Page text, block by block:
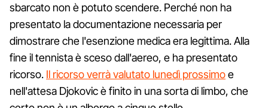
sbarcato non è potuto scendere. Perché non ha
presentato la documentazione necessaria per
dimostrare che l'esenzione medica era legittima. Alla
fine il tennista è sceso dall'aereo, e ha presentato
ricorso. Il ricorso verrà valutato lunedì prossimoe
nell'attesa Djokovic è finito in una sorta di limbo, che